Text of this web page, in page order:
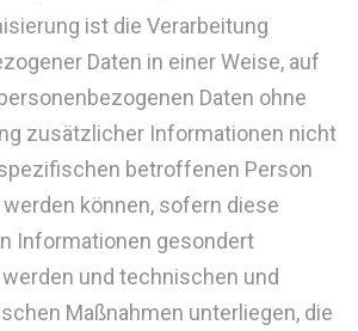
ist die Verarbeitung
Daten in einer Weise, auf
Daten ohne
zusätzlicher Informationen nicht
betroffenen Person
können, sofern diese
Informationen gesondert
und technischen und
Maßnahmen unterliegen, die